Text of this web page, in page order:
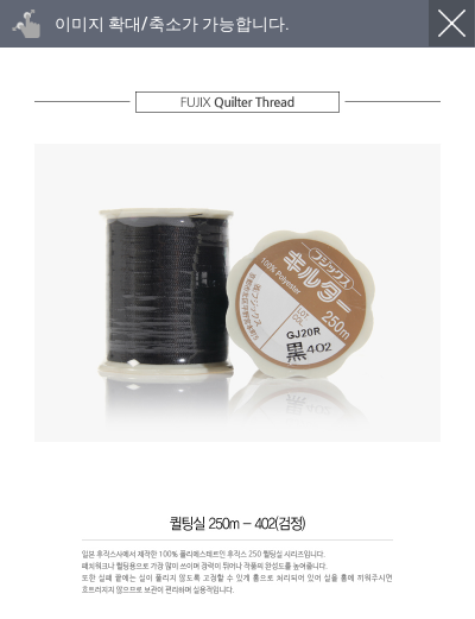
이미지 확대/축소가 가능합니다.